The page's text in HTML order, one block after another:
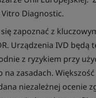
Diagnostic.
zapoznać z
Urządzenia IVD będą
z ryzykiem przy
zasadach.
niezależnej ocenie